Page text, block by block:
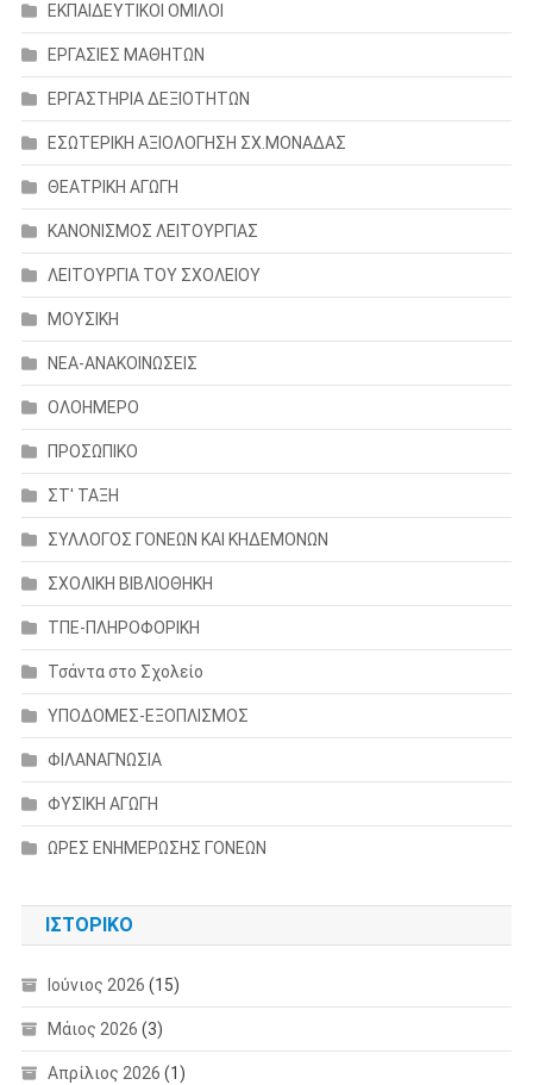
ΕΚΠΑΙΔΕΥΤΙΚΟΙ ΟΜΙΛΟΙ
ΕΡΓΑΣΙΕΣ ΜΑΘΗΤΩΝ
ΕΡΓΑΣΤΗΡΙΑ ΔΕΞΙΟΤΗΤΩΝ
ΕΣΩΤΕΡΙΚΗ ΑΞΙΟΛΟΓΗΣΗ ΣΧ.ΜΟΝΑΔΑΣ
ΘΕΑΤΡΙΚΗ ΑΓΩΓΗ
ΚΑΝΟΝΙΣΜΟΣ ΛΕΙΤΟΥΡΓΙΑΣ
ΛΕΙΤΟΥΡΓΙΑ ΤΟΥ ΣΧΟΛΕΙΟΥ
ΜΟΥΣΙΚΗ
ΝΕΑ-ΑΝΑΚΟΙΝΩΣΕΙΣ
ΟΛΟΗΜΕΡΟ
ΠΡΟΣΩΠΙΚΟ
ΣΤ' ΤΑΞΗ
ΣΥΛΛΟΓΟΣ ΓΟΝΕΩΝ ΚΑΙ ΚΗΔΕΜΟΝΩΝ
ΣΧΟΛΙΚΗ ΒΙΒΛΙΟΘΗΚΗ
ΤΠΕ-ΠΛΗΡΟΦΟΡΙΚΗ
Τσάντα στο Σχολείο
ΥΠΟΔΟΜΕΣ-ΕΞΟΠΛΙΣΜΟΣ
ΦΙΛΑΝΑΓΝΩΣΙΑ
ΦΥΣΙΚΗ ΑΓΩΓΗ
ΩΡΕΣ ΕΝΗΜΕΡΩΣΗΣ ΓΟΝΕΩΝ
ΙΣΤΟΡΙΚΌ
Ιούνιος 2026 (15)
Μάιος 2026 (3)
Απρίλιος 2026 (1)